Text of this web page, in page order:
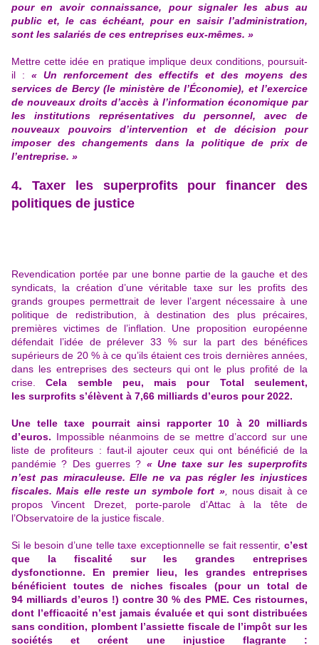
pour en avoir connaissance, pour signaler les abus au
public et, le cas échéant, pour en saisir l’administration,
sont les salariés de ces entreprises eux-mêmes. »
Mettre cette idée en pratique implique deux conditions, poursuit-
il : « Un renforcement des effectifs et des moyens des
services de Bercy (le ministère de l’Économie), et l’exercice
de nouveaux droits d’accès à l’information économique par
les institutions représentatives du personnel, avec de
nouveaux pouvoirs d’intervention et de décision pour
imposer des changements dans la politique de prix de
l’entreprise. »
4. Taxer les superprofits pour financer des
politiques de justice
Revendication portée par une bonne partie de la gauche et des
syndicats, la création d’une véritable taxe sur les profits des
grands groupes permettrait de lever l’argent nécessaire à une
politique de redistribution, à destination des plus précaires,
premières victimes de l’inflation. Une proposition européenne
défendait l’idée de prélever 33 % sur la part des bénéfices
supérieurs de 20 % à ce qu’ils étaient ces trois dernières années,
dans les entreprises des secteurs qui ont le plus profité de la
crise.Cela semble peu, mais pour Total seulement,
les surprofits s’élèvent à 7,66 milliards d’euros pour 2022.
Une telle taxe pourrait ainsi rapporter 10 à 20 milliards
d’euros. Impossible néanmoins de se mettre d’accord sur une
liste de profiteurs : faut-il ajouter ceux qui ont bénéficié de la
pandémie ? Des guerres ? « Une taxe sur les superprofits
n’est pas miraculeuse. Elle ne va pas régler les injustices
fiscales. Mais elle reste un symbole fort »,
nous disait à ce
proposVincent Drezet, porte-parole d’Attac à la tête de
l’Observatoire de la justice fiscale
Si le besoin d’une telle taxe exceptionnelle se fait ressentir, c’est
que la fiscalité sur les grandes entreprises
dysfonctionne.
En premier lieu, les grandes entreprises
bénéficient toutes de niches fiscales (pour un total de
94 milliards d’euros !) contre 30 % des PME.Ces ristournes,
dont l’efficacité n’est jamais évaluée et qui sont distribuées
sans condition, plombent l’assiette fiscale de l’impôt sur les
sociétés et créent une injustice flagrante :